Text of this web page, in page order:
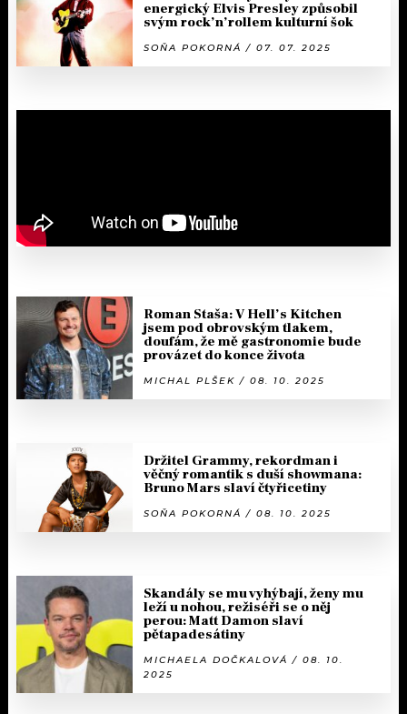
energický Elvis Presley způsobil
svým rock’n’rollem kulturní šok
SOŇA POKORNÁ / 07. 07. 2025
Roman Staša: V Hell’s Kitchen
jsem pod obrovským tlakem,
doufám, že mě gastronomie bude
provázet do konce života
MICHAL PLŠEK / 08. 10. 2025
Držitel Grammy, rekordman i
věčný romantik s duší showmana:
Bruno Mars slaví čtyřicetiny
SOŇA POKORNÁ / 08. 10. 2025
Skandály se mu vyhýbají, ženy mu
leží u nohou, režiséři se o něj
perou: Matt Damon slaví
pětapadesátiny
MICHAELA DOČKALOVÁ / 08. 10.
2025